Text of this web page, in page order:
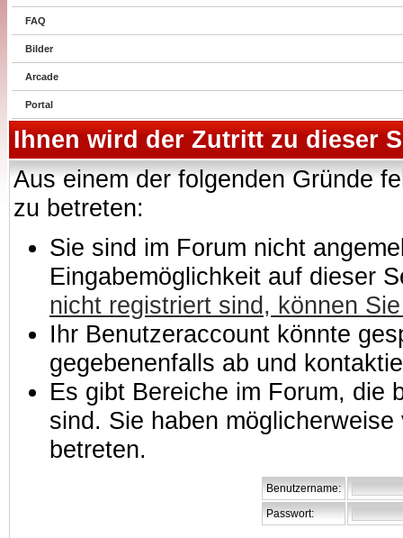
FAQ
Bilder
Arcade
Portal
Ihnen wird der Zutritt zu dieser
Aus einem der folgenden Gründe
zu betreten:
Sie sind im Forum nicht
Eingabemöglichkeit auf dieser
nicht registriert sind, können
Ihr Benutzeraccount könnte
gegebenenfalls ab und
Es gibt Bereiche im Forum, die
sind. Sie haben
betreten.
Benutzername:
Passwort: